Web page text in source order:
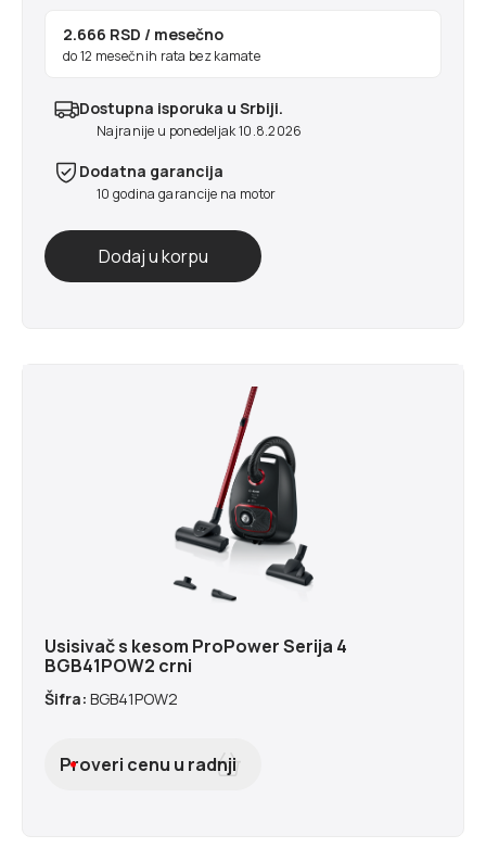
2.666 RSD / mesečno
do 12 mesečnih rata bez kamate
Dostupna isporuka u Srbiji.
Najranije u ponedeljak 10.8.2026
Dodatna garancija
10 godina garancije na motor
Usisivač s kesom ProPower Serija 4
BGB41POW2 crni
Šifra: BGB41POW2
Proveri cenu u radnji